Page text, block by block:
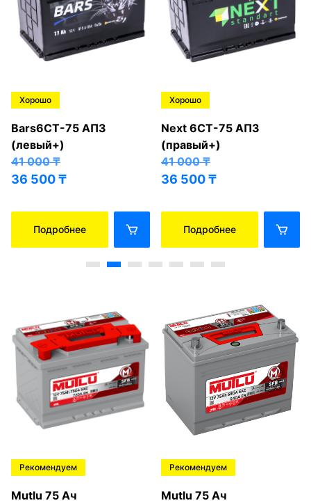
Хорошо
Bars6СТ-75 АПЗ
(левый+)
41 000₸
36 500₸
Подробнее
Хорошо
Next 6СТ-75 АПЗ
(правый+)
41 000₸
36 500₸
Подробнее
Рекомендуем
Mutlu 75 Ач
Рекомендуем
Mutlu 75 Ач